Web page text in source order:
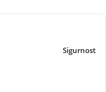
Sigurnost